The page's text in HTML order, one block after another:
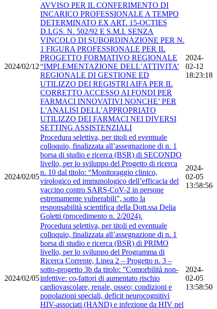
2024/02/12
AVVISO PER IL CONFERIMENTO DI
INCARICO PROFESSIONALE A TEMPO
DETERMINATO EX ART. 15-OCTIES
D.LGS. N. 502/92 E S.M.I. SENZA
VINCOLO DI SUBORDINAZIONE PER N.
1 FIGURA PROFESSIONALE PER IL
PROGETTO FORMATIVO REGIONALE
“IMPLEMENTAZIONE DELL’ATTIVITA’
REGIONALE DI GESTIONE ED
UTILIZZO DEI REGISTRI AIFA PER IL
CORRETTO ACCESSO AI FONDI PER
FARMACI INNOVATIVI NONCHE’ PER
L’ANALISI DELL’APPROPRIATO
UTILIZZO DEI FARMACI NEI DIVERSI
SETTING ASSISTENZIALI
2024-
02-12
18:23:18
2024/02/05
Procedura selettiva, per titoli ed eventuale
colloquio, finalizzata all’assegnazione di n. 1
borsa di studio e ricerca (BSR) di SECONDO
livello, per lo sviluppo del Progetto di ricerca
n. 10 dal titolo: “Monitoraggio clinico,
virologico ed immunologico dell’efficacia del
vaccino contro SARS-CoV-2 in persone
estremamente vulnerabili”, sotto la
responsabilità scientifica della Dott.ssa Delia
Goletti (procedimento n. 2/2024).
2024-
02-05
13:58:56
2024/02/05
Procedura selettiva, per titoli ed eventuale
colloquio, finalizzata all’assegnazione di n. 1
borsa di studio e ricerca (BSR) di PRIMO
livello, per lo sviluppo del Programma di
Ricerca Corrente, Linea 2 – Progetto n. 3 –
sotto-progetto 3b da titolo: ”Comorbilità non-
infettive: co-fattori di aumentato rischio
cardiovascolare, renale, osseo; condizioni e
popolazioni speciali, deficit neurocognitivi
HIV-associati (HAND) e infezione da HIV nel
2024-
02-05
13:58:50